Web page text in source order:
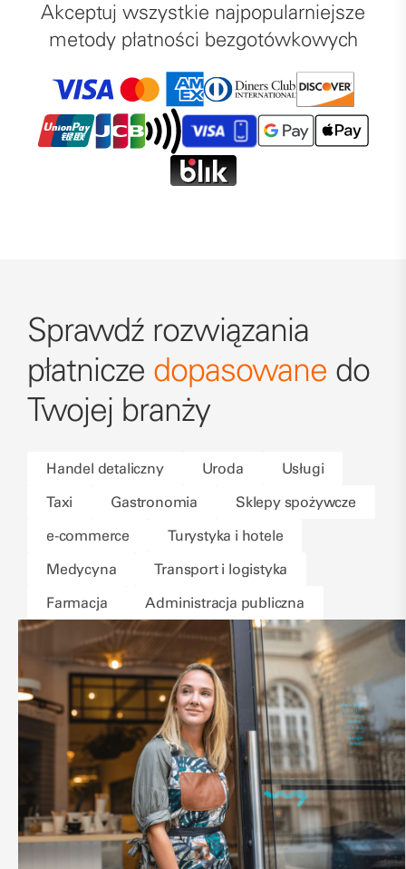
Akceptuj wszystkie najpopularniejsze
metody płatności bezgotówkowych
Sprawdź rozwiązania
płatnicze dopasowane do
Twojej branży
Handel detaliczny Uroda
Usługi
Taxi
Gastronomia
Sklepy spożywcze
e-commerce
Turystyka i hotele
Medycyna
Transport i logistyka
Farmacja
Administracja publiczna